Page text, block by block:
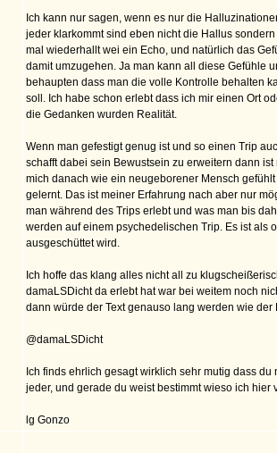
Ich kann nur sagen, wenn es nur die
jeder klarkommt sind eben nicht die Hallus
mal wiederhallt wei ein Echo, und natürlich das
damit umzugehen. Ja man kann all diese Gefühle
behaupten dass man die volle Kontrolle behalten
soll. Ich habe schon erlebt dass ich mir einen Ort
die Gedanken wurden Realität.
Wenn man gefestigt genug ist und so einen Trip
schafft dabei sein Bewustsein zu erweitern dann
mich danach wie ein neugeborener Mensch
gelernt. Das ist meiner Erfahrung nach aber nur
man während des Trips erlebt und was man bis
werden auf einem psychedelischen Trip. Es ist als
ausgeschüttet wird.
Ich hoffe das klang alles nicht all zu
damaLSDicht da erlebt hat war bei weitem noch
dann würde der Text genauso lang werden wie
@damaLSDicht
Ich finds ehrlich gesagt wirklich sehr mutig dass
jeder, und gerade du weist bestimmt wieso ich
lg Gonzo